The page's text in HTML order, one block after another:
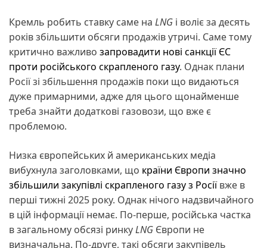
Кремль робить ставку саме на LNG і воліє за десять
років збільшити обсяги продажів утричі. Саме тому
критично важливо запровадити нові санкції ЄС
проти російського скрапленого газу. Однак плани
Росії зі збільшення продажів поки що видаються
дуже примарними, адже для цього щонайменше
треба знайти додаткові газовози, що вже є
проблемою.
Низка європейських й американських медіа
вибухнула заголовками, що країни Європи значно
збільшили закупівлі скрапленого газу з Росіївже в
перші тижні 2025 року. Однак нічого надзвичайного
в цій інформації немає. По-перше, російська частка
в загальному обсязі ринкуLNG Європи не
визначальна. По-друге, такі обсяги закупівель